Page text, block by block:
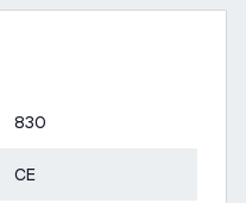
830
CE